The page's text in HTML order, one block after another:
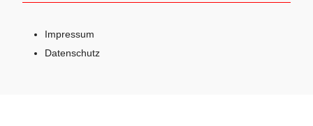
Impressum
Datenschutz